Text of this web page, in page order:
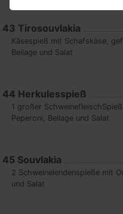
43 Tirosouvlakia
Käsespieß mit Schafskäse,
Beilage und Salat
44 Herkulesspieß
1 großer
Peperoni, Beilage und Salat
45 Souvlakia
2 Schweinelendenspieße mit
und Salat